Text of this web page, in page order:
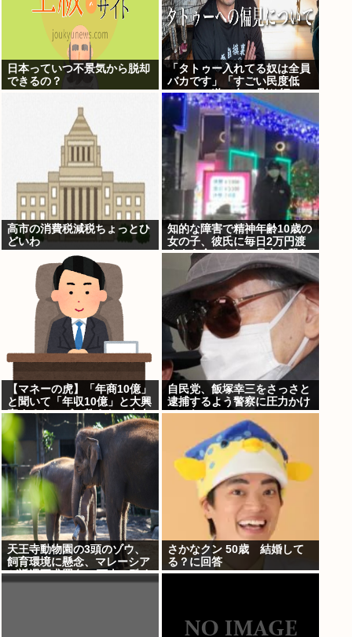
日本っていつ不景気から脱却
できるの？
「タトゥー入れてる奴は全員
バカです」「すごい民度低
い」この道23年の彫り師
YouTuberの動画が話題
高市の消費税減税ちょっとひ
どいわ
知的な障害で精神年齢10歳の
女の子、彼氏に毎日2万円渡
すよう命じられ、暴力を恐れ
連日売春。客の82歳を殺害し
【マネーの虎】「年商10億」
と聞いて「年収10億」と大興
奮するキッズに教えたい大人
のリアル
自民党、飯塚幸三をさっさと
逮捕するよう警察に圧力かけ
ていたwww
天王寺動物園の3頭のゾウ、
飼育環境に懸念、マレーシア
が返還要求署名17万人。酷す
さかなクン 50歳 結婚して
る？に回答